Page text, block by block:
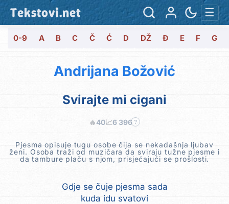
Tekstovi.net ☰
0-9 A B C Č Ć D DŽ Đ E F G
Andrijana Božović
Svirajte mi cigani
🔥40📈6 396 ?
Pjesma opisuje tugu osobe čija se nekadašnja ljubav
ženi. Osoba traži od muzičara da sviraju tužne pjesme i
da tambure plaču s njom, prisjećajući se prošlosti.
Gdje se čuje pjesma sada
kuda idu svatovi